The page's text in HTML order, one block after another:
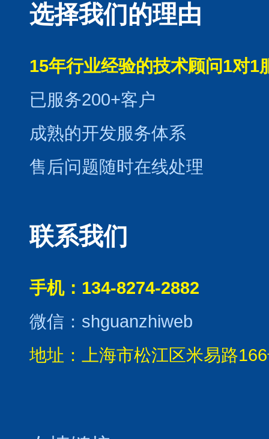
选择我们的理由
15年行业经验的技术顾问1对1
已服务200+客户
成熟的开发服务体系
售后问题随时在线处理
联系我们
手机：134-8274-2882
微信：shguanzhiweb
地址：上海市松江区米易路